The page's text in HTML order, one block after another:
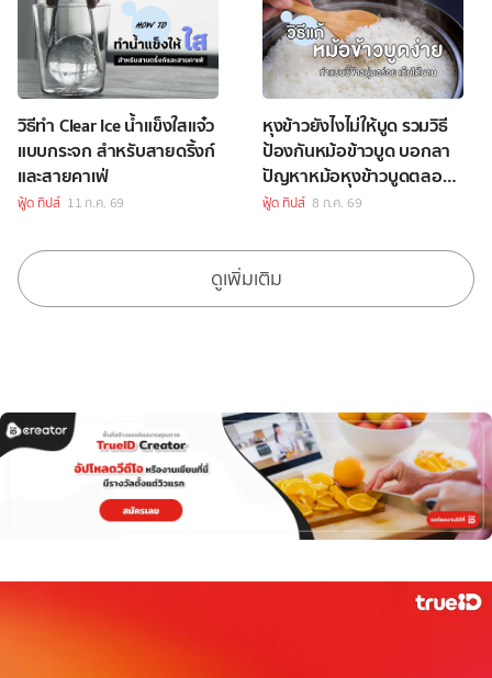
วิธีทำ Clear Ice น้ำแข็งใสแจ๋ว
แบบกระจก สำหรับสายดริ้งก์
และสายคาเฟ่
ฟู้ด ทิปส์ 11 ก.ค. 69
หุงข้าวยังไงไม่ให้บูด รวมวิธี
ป้องกันหม้อข้าวบูด บอกลา
ปัญหาหม้อหุงข้าวบูดตลอด
ไปได้เลย
ฟู้ด ทิปส์ 8 ก.ค. 69
ดูเพิ่มเติม